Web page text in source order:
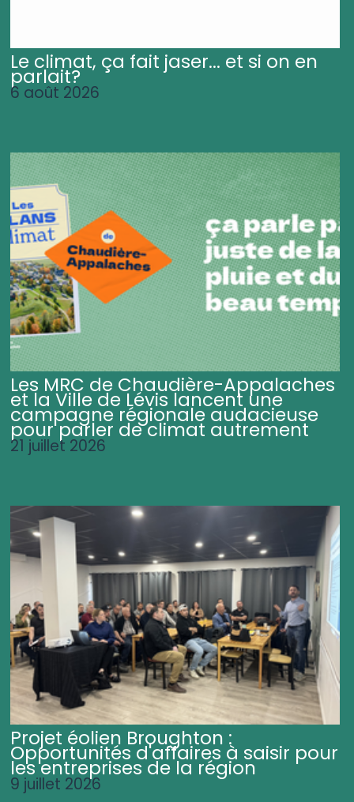
Le climat, ça fait jaser... et si on en
parlait?
6 août 2026
Les MRC de Chaudière-Appalaches
et la Ville de Lévis lancent une
campagne régionale audacieuse
pour parler de climat autrement
21 juillet 2026
Projet éolien Broughton :
Opportunités d'affaires à saisir pour
les entreprises de la région
9 juillet 2026